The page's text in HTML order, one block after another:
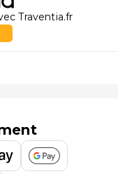
Traventia.fr